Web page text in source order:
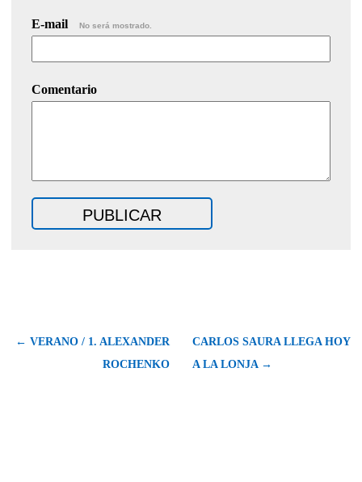
E-mail No será mostrado.
Comentario
← VERANO / 1. ALEXANDER
ROCHENKO
CARLOS SAURA LLEGA HOY
A LA LONJA →